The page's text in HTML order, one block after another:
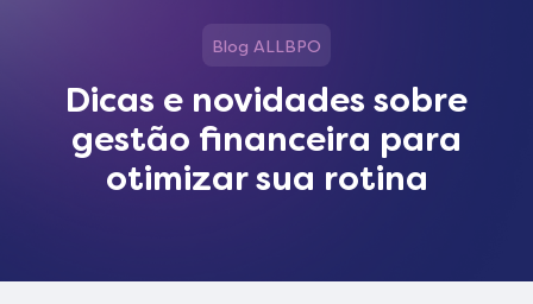
Blog ALLBPO
Dicas e novidades sobre
gestão financeira para
otimizar sua rotina